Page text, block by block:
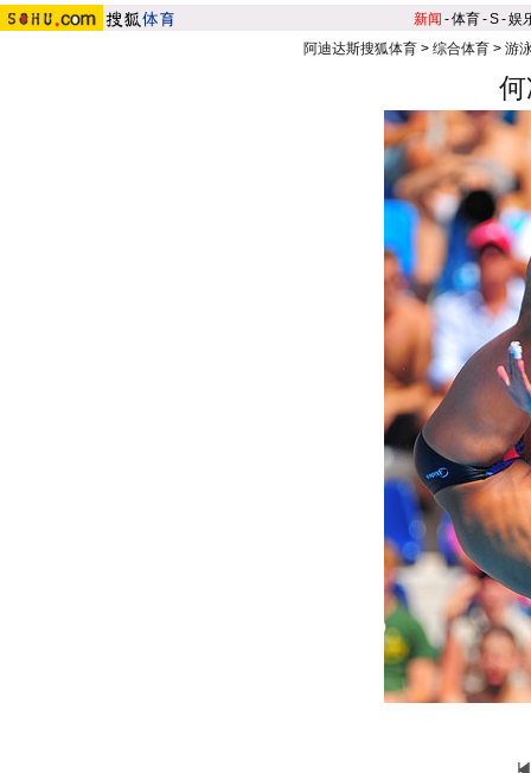
新闻 -体育-S-娱
阿迪达斯搜狐体育> 综合体育> 游